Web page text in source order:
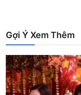
Gợi Ý Xem Thêm